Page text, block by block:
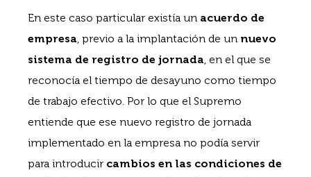
En este caso particular existía un acuerdo de
empresa, previo a la implantación de un nuevo
sistema de registro de jornada, en el que se
reconocía el tiempo de desayuno como tiempo
de trabajo efectivo. Por lo que el Supremo
entiende que ese nuevo registro de jornada
implementado en la empresa no podía servir
para introducir cambios en las condiciones de